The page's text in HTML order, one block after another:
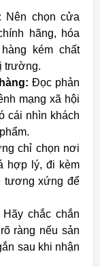
Nên chọn cửa
hãng, hóa
kém chất
trường.
Đọc phản
mạng xã hội
cái nhìn khách
chỉ chọn nơi
hợp lý, đi kèm
tương xứng để
Hãy chắc chắn
ràng nếu sản
sau khi nhận